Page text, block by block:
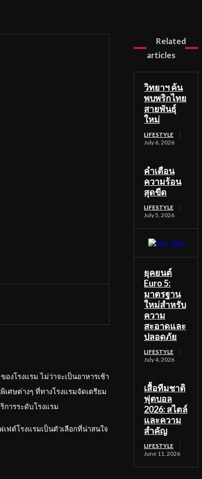
งโรงแรม ไม่ว่าจะเป็นอาหารเช้า
ศษต่างๆ ที่ทางโรงแรมจัดเตรียม
ารระดับโรงแรม
ฟต์โรงแรมเป็นตัวเลือกที่น่าสนใจ
Related
articles
วิทยาฯ ค้น
พบพริกไทย
สายพันธุ์
ใหม่
LIFESTYLE
July 6, 2026
คำเตือน
ความร้อน
สุดขีด
LIFESTYLE
July 5, 2026
ยุคยนต์
Euro 5:
มาตรฐาน
ใหม่สำหรับ
ความ
สะอาดและ
ปลอดภัย
LIFESTYLE
July 4, 2026
เสื้อทีมชาติ
ฟุตบอล
2026: สไตล์
และความ
สำคัญ
LIFESTYLE
June 11, 2026